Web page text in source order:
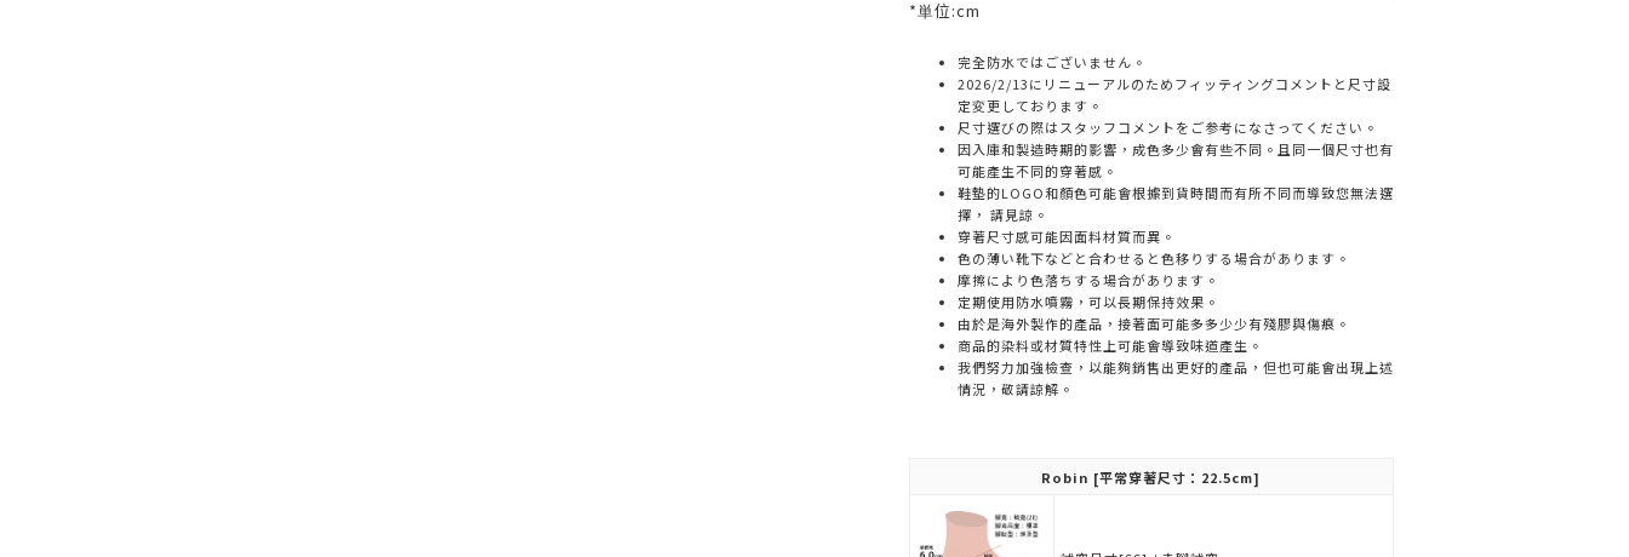
*単位:cm
完全防水ではございません。
2026/2/13にリニューアルのためフィッティングコメントと尺寸設
定変更しております。
尺寸選びの際はスタッフコメントをご参考になさってください。
因入庫和製造時期的影響，成色多少會有些不同。且同一個尺寸也有
可能產生不同的穿著感。
鞋墊的LOGO和顏色可能會根據到貨時間而有所不同而導致您無法選
擇， 請見諒。
穿著尺寸感可能因面料材質而異。
色の薄い靴下などと合わせると色移りする場合があります。
摩擦により色落ちする場合があります。
定期使用防水噴霧，可以長期保持效果。
由於是海外製作的產品，接著面可能多多少少有殘膠與傷痕。
商品的染料或材質特性上可能會導致味道產生。
我們努力加強檢查，以能夠銷售出更好的產品，但也可能會出現上述
情況，敬請諒解。
Robin [平常穿著尺寸：22.5cm]